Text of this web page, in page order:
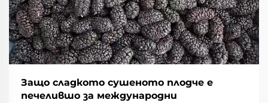
Защо сладкото сушеното плодче е
печелившо за международни